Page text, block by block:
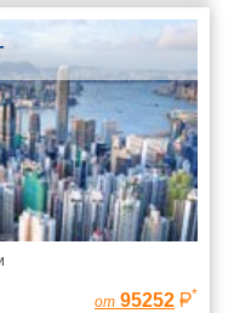
от 95252 *